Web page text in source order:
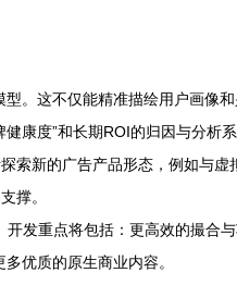
。这不仅能精准描绘用户画像
康度”和长期ROI的归因与分析系
索新的广告产品形态，例如与
撑。
发重点将包括：更高效的撮合
优质的原生商业内容。